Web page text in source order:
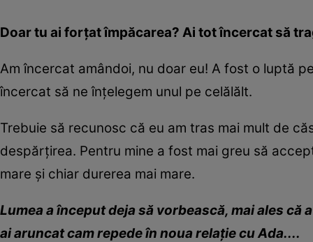
Doar tu ai forțat împăcarea? Ai tot încercat să
Am încercat amândoi, nu doar eu! A fost o luptă
încercat să ne înțelegem unul pe celălălt.
Trebuie să recunosc că eu am tras mai mult de
despărțirea. Pentru mine a fost mai greu să
mare și chiar durerea mai mare.
Lumea a început deja să vorbească, mai ales că
ai aruncat cam repede în noua relație cu Ada....